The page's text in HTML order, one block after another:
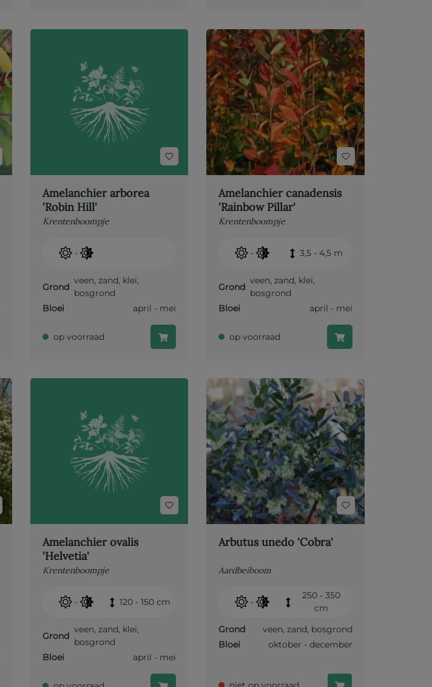
Amelanchier arborea
'Robin Hill'
Krentenboompje
-
Grond
veen, zand, klei,
bosgrond
Bloei
april - mei
op voorraad
Amelanchier canadensis
'Rainbow Pillar'
Krentenboompje
- 3,5 - 4,5 m
Grond
veen,zand, klei,
bosgrond
Bloei
april - mei
op voorraad
Amelanchier ovalis
'Helvetia'
Krentenboompje
- 120 - 150 cm
Grond
veen, zand, klei,
bosgrond
Bloei
april - mei
Arbutus unedo 'Cobra'
Aardbeiboom
-
250 - 350
cm
Grond
veen, zand, bosgrond
Bloei
oktober - december